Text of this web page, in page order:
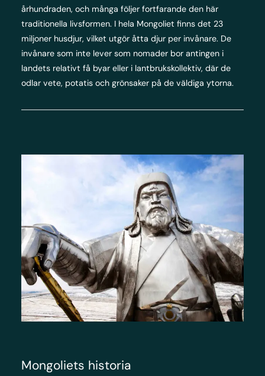
århundraden, och många följer fortfarande den här
traditionella livsformen. I hela Mongoliet finns det 23
miljoner husdjur, vilket utgör åtta djur per invånare. De
invånare som inte lever som nomader bor antingen i
landets relativt få byar eller i lantbrukskollektiv, där de
odlar vete, potatis och grönsaker på de väldiga ytorna.
Mongoliets historia